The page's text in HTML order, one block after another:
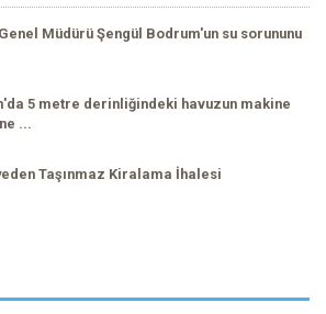
Müdürü Şengül Bodrum'un su sorununu
5 metre derinliğindeki havuzun makine
...
Taşınmaz Kiralama İhalesi